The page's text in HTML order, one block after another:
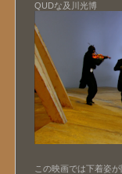
QUDな及川光博
この映画では下着姿